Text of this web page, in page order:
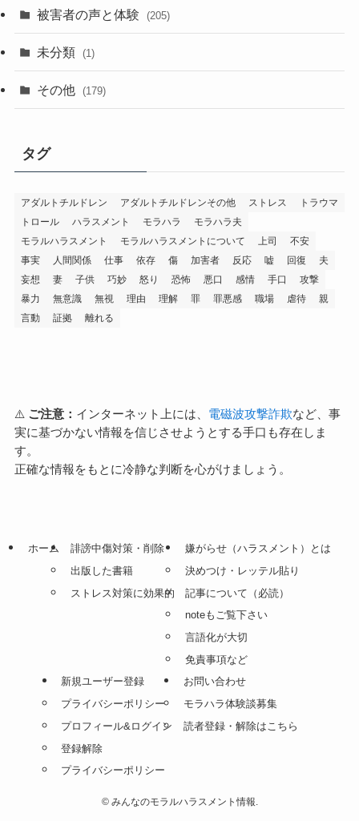
被害者の声と体験 (205)
未分類 (1)
その他 (179)
タグ
アダルトチルドレン アダルトチルドレンその他 ストレス
トラウマ
トロール
ハラスメント モラハラ
モラハラ夫
モラルハラスメント
モラルハラスメントについて 上司
不安
事実
人間関係 仕事 依存 傷 加害者 反応 嘘 回復
夫
妄想
妻 子供 巧妙 怒り 恐怖 悪口 感情 手口
攻撃
暴力
無意識 無視 理由 理解 罪 罪悪感 職場 虐待
親
言動
証拠 離れる
⚠️ ご注意： インターネット上には、 電磁波攻撃詐欺など、事
実に基づかない情報を信じさせようとする手口も存在しま
す。
正確な情報をもとに冷静な判断を心がけましょう。
ホーム
誹謗中傷対策・削除
出版した書籍
ストレス対策に効果的
嫌がらせ（ハラスメント）とは
決めつけ・レッテル貼り
記事について（必読）
noteもご覧下さい
言語化が大切
免責事項など
新規ユーザー登録
プライバシーポリシー
プロフィール&ログイン
登録解除
プライバシーポリシー
お問い合わせ
モラハラ体験談募集
読者登録・解除はこちら
©みんなのモラルハラスメント情報.